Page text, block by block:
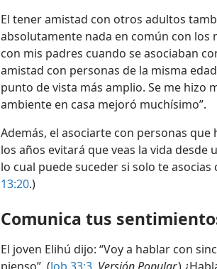
El tener amistad con otros adultos
absolutamente nada en común con los
con mis padres cuando se asociaban
amistad con personas de la misma
punto de vista más amplio. Se me hizo
ambiente en casa mejoró muchísimo”.
Además, el asociarte con personas
los años evitará que veas la vida
lo cual puede suceder si solo te asocias
13:20.)
Comunica tus
El joven Elihú dijo: “Voy a hablar con